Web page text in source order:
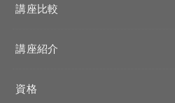
講座比較
講座紹介
資格